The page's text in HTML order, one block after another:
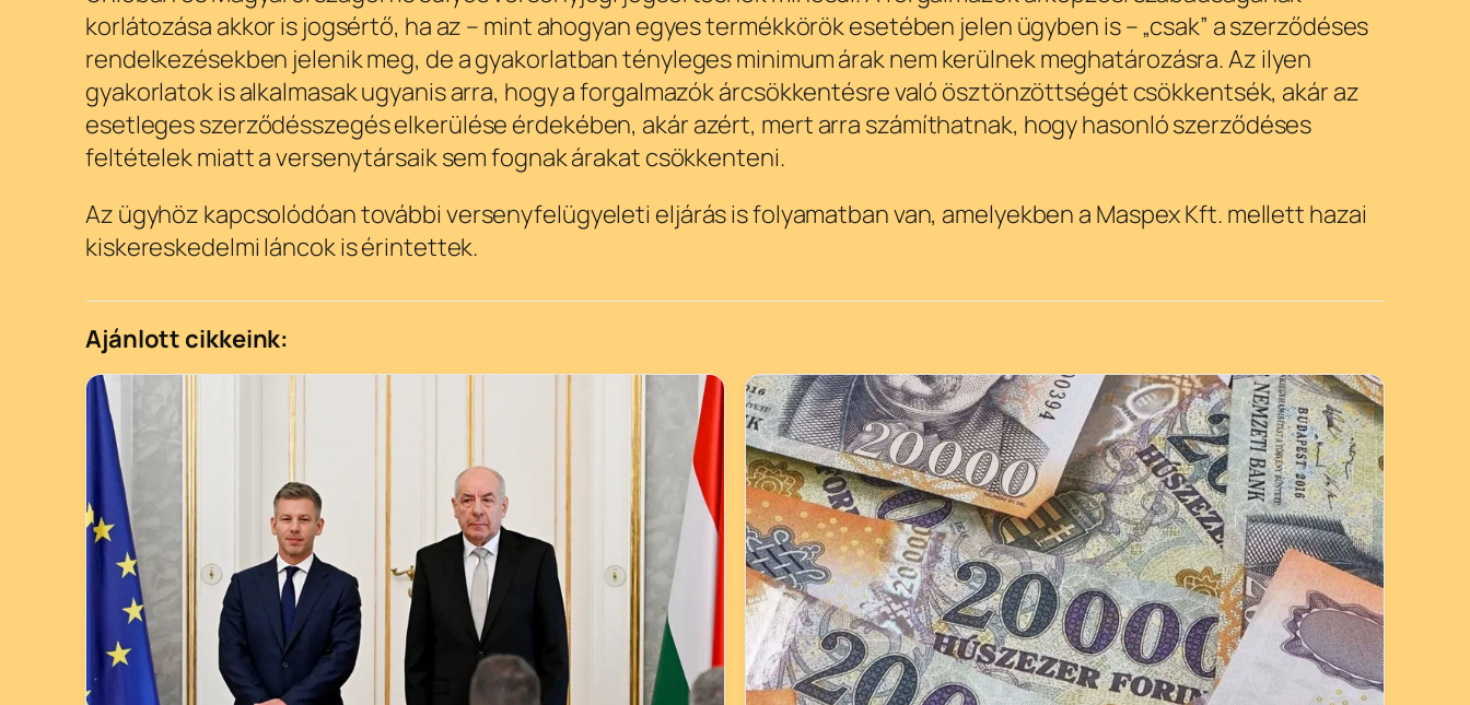
korlátozása akkor is jogsértő, ha az – mint ahogyan egyes termékkörök esetében jelen ügyben is – „csak” a szerződéses
rendelkezésekben jelenik meg, de a gyakorlatban tényleges minimum árak nem kerülnek meghatározásra. Az ilyen
gyakorlatok is alkalmasak ugyanis arra, hogy a forgalmazók árcsökkentésre való ösztönzöttségét csökkentsék, akár az
esetleges szerződésszegés elkerülése érdekében, akár azért, mert arra számíthatnak, hogy hasonló szerződéses
feltételek miatt a versenytársaik sem fognak árakat csökkenteni.
Az ügyhöz kapcsolódóan további versenyfelügyeleti eljárás is folyamatban van, amelyekben a Maspex Kft. mellett hazai
kiskereskedelmi láncok is érintettek.
Ajánlott cikkeink: